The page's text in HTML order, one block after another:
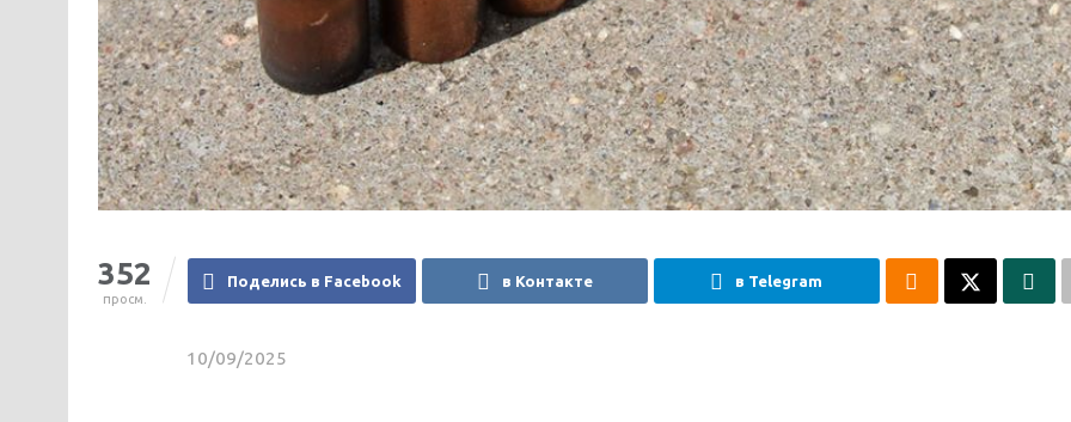
352
просм.
Поделись в Facebook в Контакте в Telegram
10/09/2025